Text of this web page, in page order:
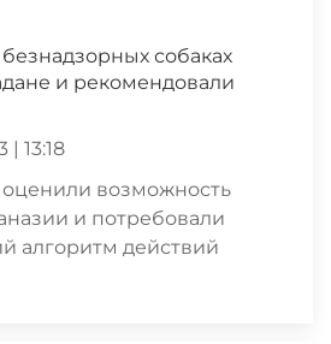
собаках
и рекомендовали
13:18
возможность
и потребовали
алгоритм действий